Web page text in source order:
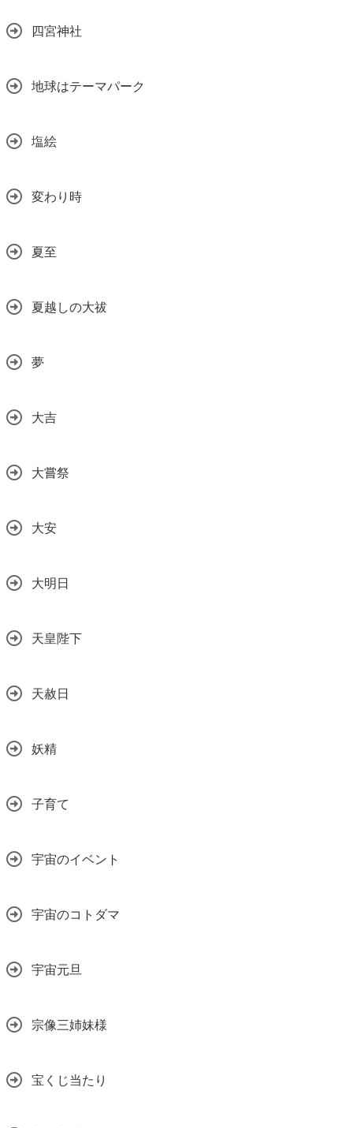
四宮神社
地球はテーマパーク
塩絵
変わり時
夏至
夏越しの大祓
夢
大吉
大嘗祭
大安
大明日
天皇陛下
天赦日
妖精
子育て
宇宙のイベント
宇宙のコトダマ
宇宙元旦
宗像三姉妹様
宝くじ当たり